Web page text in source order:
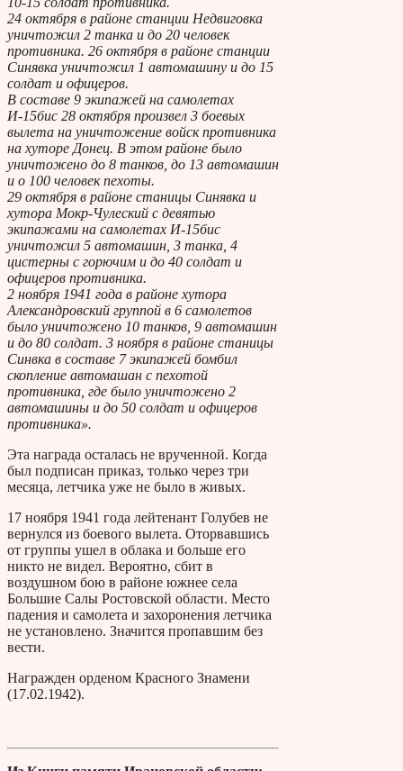
24 октября в районе станции Недвиговка
уничтожил 2 танка и до 20 человек
противника. 26 октября в районе станции
Синявка уничтожил 1 автомашину и до 15
солдат и офицеров.
В составе 9 экипажей на самолетах
И-15бис 28 октября произвел 3 боевых
вылета на уничтожение войск противника
на хуторе Донец. В этом районе было
уничтожено до 8 танков, до 13 автомашин
и о 100 человек пехоты.
29 октября в районе станицы Синявка и
хутора Мокр-Чулеский с девятью
экипажами на самолетах И-15бис
уничтожил 5 автомашин, 3 танка, 4
цистерны с горючим и до 40 солдат и
офицеров противника.
2 ноября 1941 года в районе хутора
Александровский группой в 6 самолетов
было уничтожено 10 танков, 9 автомашин
и до 80 солдат. 3 ноября в районе станицы
Синвка в составе 7 экипажей бомбил
скопление автомашан с пехотой
противника, где было уничтожено 2
автомашины и до 50 солдат и офицеров
противника».
Эта награда осталась не врученной. Когда
был подписан приказ, только через три
месяца, летчика уже не было в живых.
17 ноября 1941 года лейтенант Голубев не
вернулся из боевого вылета. Оторвавшись
от группы ушел в облака и больше его
никто не видел. Вероятно, сбит в
воздушном бою в районе южнее села
Большие Салы Ростовской области. Место
падения и самолета и захоронения летчика
не установлено. Значится пропавшим без
вести.
Награжден орденом Красного Знамени
(17.02.1942).